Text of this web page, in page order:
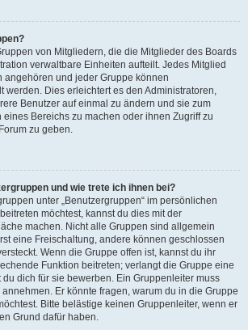
von Mitgliedern, die die Mitglieder des Boards
verwaltbare Einheiten aufteilt. Jedes Mitglied
angehören und jeder Gruppe können
werden. Dies erleichtert es den Administratoren,
Benutzer auf einmal zu ändern und sie zum
eines Bereichs zu machen oder ihnen Zugriff zu
zu geben.
und wie trete ich ihnen bei?
unter „Benutzergruppen“ im persönlichen
möchtest, kannst du dies mit der
machen. Nicht alle Gruppen sind allgemein
eine Freischaltung, andere können geschlossen
Wenn die Gruppe offen ist, kannst du ihr
Funktion beitreten; verlangt die Gruppe eine
du dich für sie bewerben. Ein Gruppenleiter muss
Er könnte fragen, warum du in die Gruppe
Bitte belästige keinen Gruppenleiter, wenn er
Grund dafür haben.